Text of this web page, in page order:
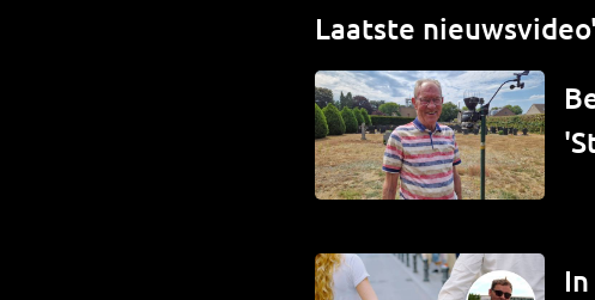
Laatste